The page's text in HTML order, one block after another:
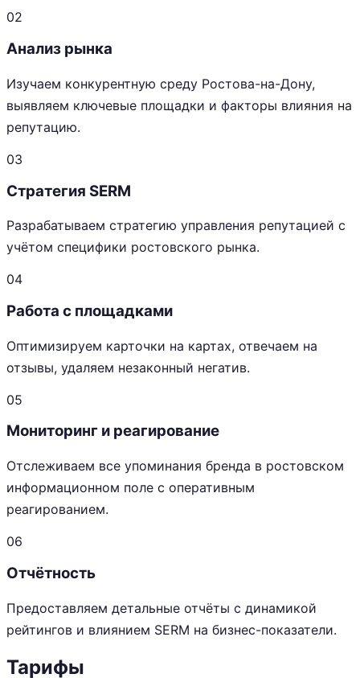
02
Анализ рынка
Изучаем конкурентную среду Ростова-на-Дону,
выявляем ключевые площадки и факторы влияния на
репутацию.
03
Стратегия SERM
Разрабатываем стратегию управления репутацией с
учётом специфики ростовского рынка.
04
Работа с площадками
Оптимизируем карточки на картах, отвечаем на
отзывы, удаляем незаконный негатив.
05
Мониторинг и реагирование
Отслеживаем все упоминания бренда в ростовском
информационном поле с оперативным
реагированием.
06
Отчётность
Предоставляем детальные отчёты с динамикой
рейтингов и влиянием SERM на бизнес-показатели.
Тарифы